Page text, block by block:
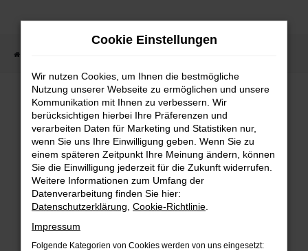
Zum
Fehler: Network Error
Beim Laden ist ein Fehler aufgetreten.
Hier sind ein paar Tipps, die dir helfen
können:
Überprüfe deine Firewall und
deine Internetverbindung.
Cookie Einstellungen
Wir nutzen Cookies, um Ihnen die bestmögliche
Nutzung unserer Webseite zu ermöglichen und unsere
Kommunikation mit Ihnen zu verbessern. Wir
berücksichtigen hierbei Ihre Präferenzen und
verarbeiten Daten für Marketing und Statistiken nur,
wenn Sie uns Ihre Einwilligung geben. Wenn Sie zu
einem späteren Zeitpunkt Ihre Meinung ändern, können
Sie die Einwilligung jederzeit für die Zukunft widerrufen.
Weitere Informationen zum Umfang der
Datenverarbeitung finden Sie hier:
Datenschutzerklärung Cookie-Richtlinie
Impressum
Folgende Kategorien von Cookies werden von uns eingesetzt: